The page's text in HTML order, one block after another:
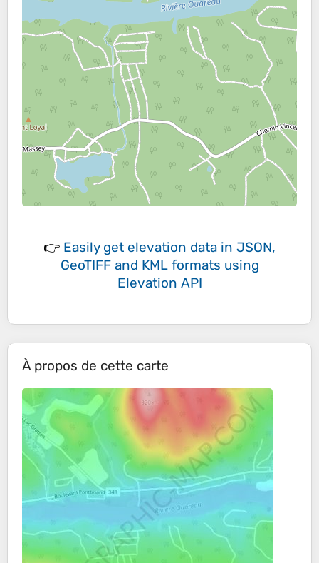
👉 Easily get elevation data in JSON,
GeoTIFF and KML formats using
Elevation API
À propos de cette carte